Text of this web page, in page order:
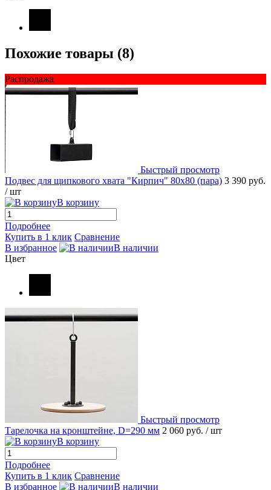
Похожие товары (8)
Распродажа
Быстрый просмотр
Подвес для щипкового хвата "Кирпич" 80х80 (пара) 3 390 руб.
/ шт
В корзину
Подробнее
Купить в 1 клик Сравнение
В избранное
В наличии
Цвет
Быстрый просмотр
Тарелочка на кронштейне, D=290 мм 2 060 руб. / шт
В корзину
Подробнее
Купить в 1 клик Сравнение
В избранное
В наличии